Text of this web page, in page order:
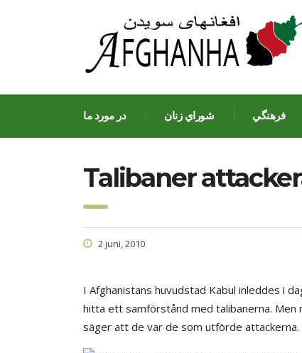
در مورد ما شوراي زنان فرهنگي
Talibaner
2 juni, 2010
I Afghanistans huvudstad Kabul inleddes i
hitta ett samförstånd med talibanerna. Men
säger att de var de som utförde attackerna.